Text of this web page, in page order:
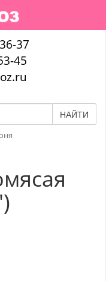
37
45
НАЙТИ